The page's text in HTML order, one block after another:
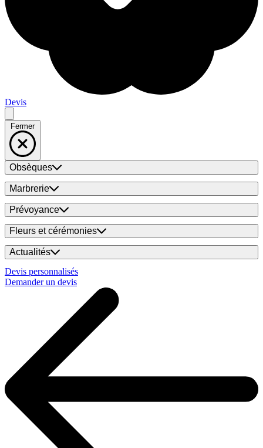
Devis
Fermer
Obsèques
Marbrerie
Prévoyance
Fleurs et cérémonies
Actualités
Devis personnalisés
Demander un devis